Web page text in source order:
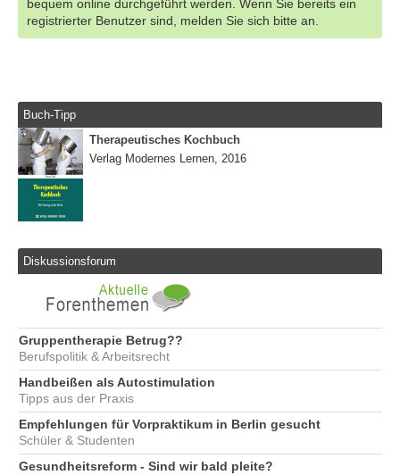
bequem online durchgeführt werden. Wenn Sie bereits ein
registrierter Benutzer sind, melden Sie sich bitte an.
Buch-Tipp
Therapeutisches Kochbuch
Verlag Modernes Lernen, 2016
Diskussionsforum
Gruppentherapie Betrug??
Berufspolitik & Arbeitsrecht
Handbeißen als Autostimulation
Tipps aus der Praxis
Empfehlungen für Vorpraktikum in Berlin gesucht
Schüler & Studenten
Gesundheitsreform - Sind wir bald pleite?